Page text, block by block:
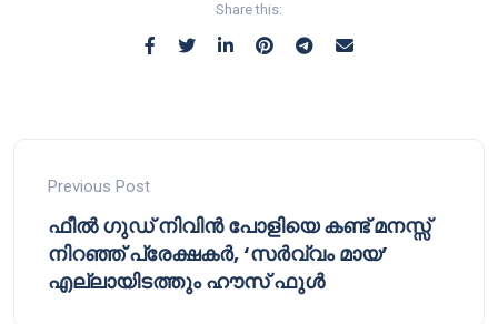
Share this:
Previous Post
ഫീൽ ഗുഡ് നിവിൻ പോളിയെ കണ്ട് മനസ്സ്
നിറഞ്ഞ് പ്രേക്ഷകർ, ‘സർവ്വം മായ’
എല്ലായിടത്തും ഹൗസ് ഫുൾ